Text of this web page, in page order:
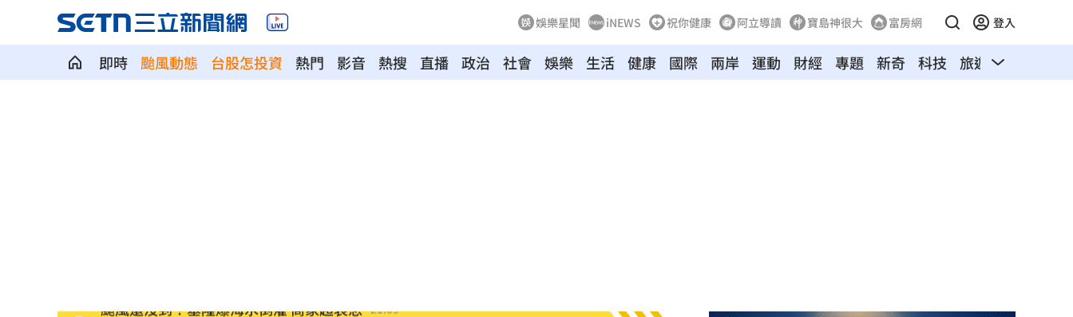
娛樂星聞 iNEWS 祝你健康 阿立導讀 寶島神很大 富房網 登入
即時 颱風動態 台股怎投資 熱門 影音 熱搜 直播 政治 社會 娛樂 生活 健康 國際 兩岸 運動 財經 專題 新奇 科技 旅遊 汽車